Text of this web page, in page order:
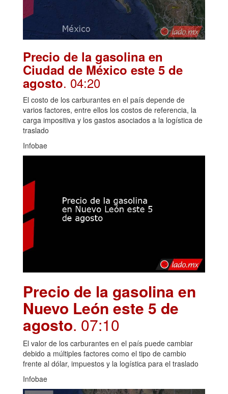
Precio de la gasolina en
Ciudad de México este 5 de
agosto. 04:20
El costo de los carburantes en el país depende de
varios factores, entre ellos los costos de referencia, la
carga impositiva y los gastos asociados a la logística de
traslado
Infobae
Precio de la gasolina en
Nuevo León este 5 de
agosto. 07:10
El valor de los carburantes en el país puede cambiar
debido a múltiples factores como el tipo de cambio
frente al dólar, impuestos y la logística para el traslado
Infobae